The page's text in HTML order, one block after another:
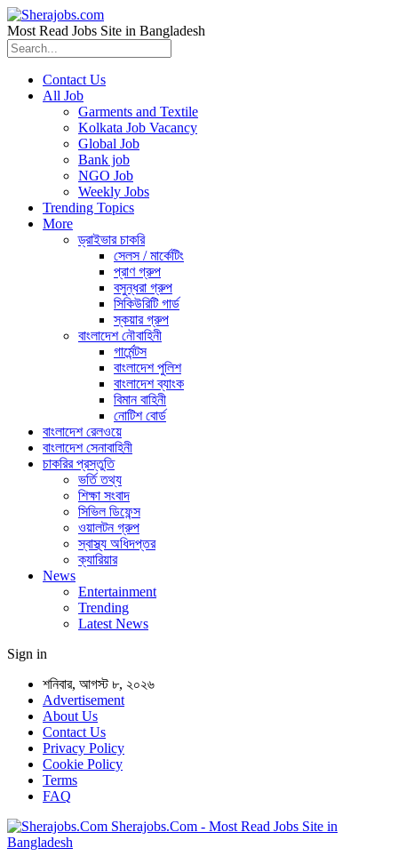
Most Read Jobs Site in Bangladesh
Contact Us
All Job
Garments and Textile
Kolkata Job Vacancy
Global Job
Bank job
NGO Job
Weekly Jobs
Trending Topics
More
ড্রাইভার চাকরি
সেলস / মার্কেটিং
প্রাণ গ্রুপ
বসুন্ধরা গ্রুপ
সিকিউরিটি গার্ড
স্কয়ার গ্রুপ
বাংলাদেশ নৌবাহিনী
গার্মেন্টস
বাংলাদেশ পুলিশ
বাংলাদেশ ব্যাংক
বিমান বাহিনী
নোটিশ বোর্ড
বাংলাদেশ রেলওয়ে
বাংলাদেশ সেনাবাহিনী
চাকরির প্রস্তুতি
ভর্তি তথ্য
শিক্ষা সংবাদ
সিভিল ডিফেন্স
ওয়ালটন গ্রুপ
স্বাস্থ্য অধিদপ্তর
ক্যারিয়ার
News
Entertainment
Trending
Latest News
Sign in
শনিবার, আগস্ট ৮, ২০২৬
Advertisement
About Us
Contact Us
Privacy Policy
Cookie Policy
Terms
FAQ
Sherajobs.Com - Most Read Jobs Site in
Bangladesh